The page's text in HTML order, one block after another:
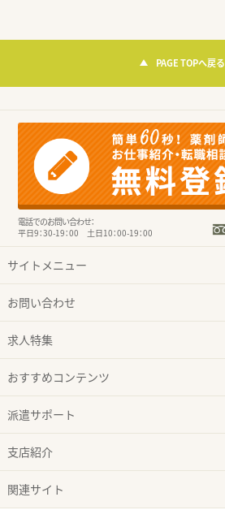
PAGE TOPへ戻る
電話でのお問い合わせ：
平日9：30-19：00 土日10：00-19：00
サイトメニュー
お問い合わせ
求人特集
おすすめコンテンツ
派遣サポート
支店紹介
関連サイト